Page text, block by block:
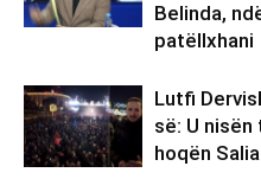
Belinda,
patëllxhani
Lutfi
së: U nisën
hoqën